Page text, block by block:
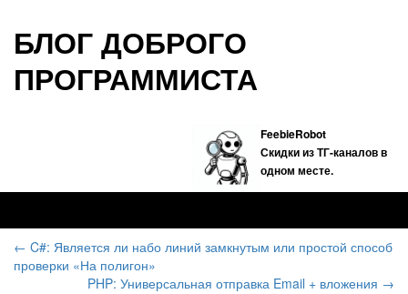
БЛОГ ДОБРОГО
ПРОГРАММИСТА
FeebieRobot
Скидки из ТГ-каналов в
одном месте.
← C#: Является ли набо линий замкнутым или простой способ
проверки «На полигон»
PHP: Универсальная отправка Email + вложения →